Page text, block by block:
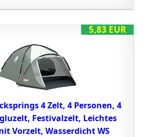
5,83 EUR
4 Zelt, 4 Personen, 4
Festivalzelt, Leichtes
Vorzelt, Wasserdicht WS